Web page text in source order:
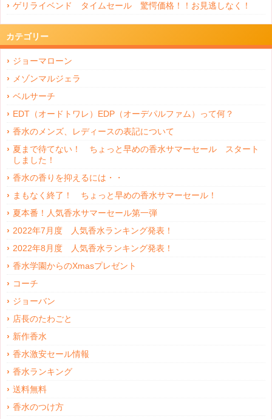
ゲリライベンド タイムセール 驚愕価格！！お見逃しなく！
カテゴリー
ジョーマローン
メゾンマルジェラ
ベルサーチ
EDT（オードトワレ）EDP（オーデパルファム）って何？
香水のメンズ、レディースの表記について
夏まで待てない！ ちょっと早めの香水サマーセール スタート
しました！
香水の香りを抑えるには・・
まもなく終了！ ちょっと早めの香水サマーセール！
夏本番！人気香水サマーセール第一弾
2022年7月度 人気香水ランキング発表！
2022年8月度 人気香水ランキング発表！
香水学園からのXmasプレゼント
コーチ
ジョーバン
店長のたわごと
新作香水
香水激安セール情報
香水ランキング
送料無料
香水のつけ方